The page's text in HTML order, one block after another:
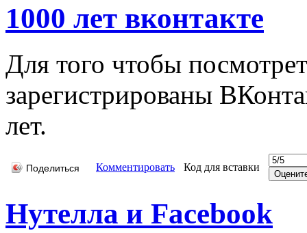
1000 лет вконтакте
Для того чтобы
зарегистрированы
лет.
Поделиться Комментировать Код для вставки
Нутелла и Facebook